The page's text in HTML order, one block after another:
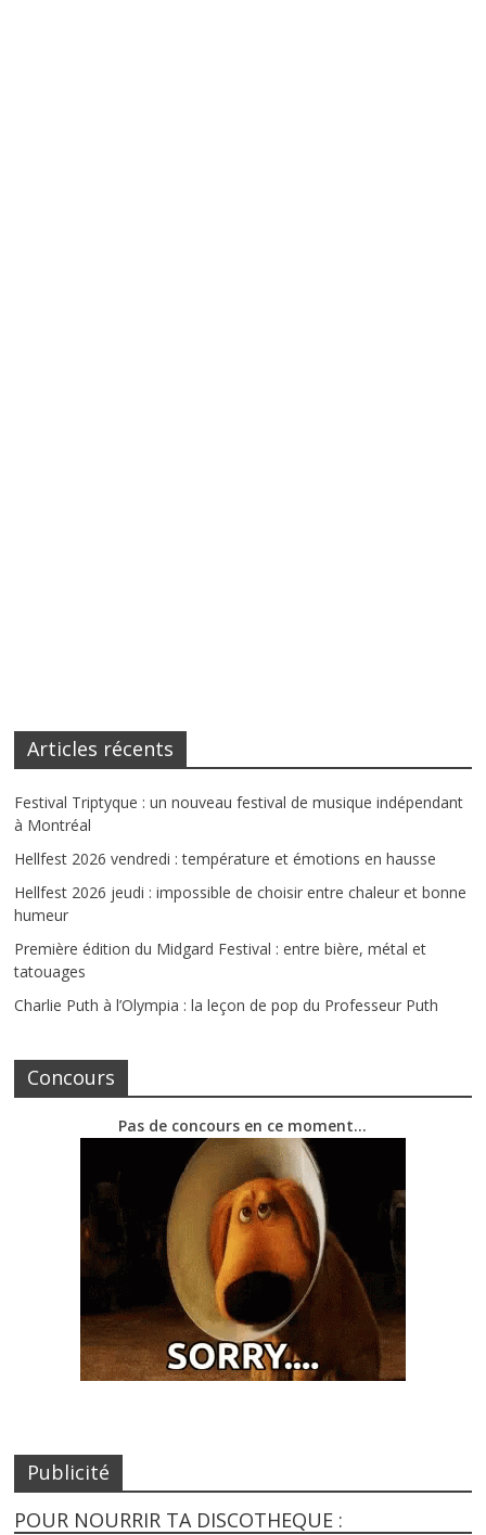
Articles récents
Festival Triptyque : un nouveau festival de musique indépendant
à Montréal
Hellfest 2026 vendredi : température et émotions en hausse
Hellfest 2026 jeudi : impossible de choisir entre chaleur et bonne
humeur
Première édition du Midgard Festival : entre bière, métal et
tatouages
Charlie Puth à l’Olympia : la leçon de pop du Professeur Puth
Concours
Pas de concours en ce moment…
Publicité
POUR NOURRIR TA DISCOTHEQUE :